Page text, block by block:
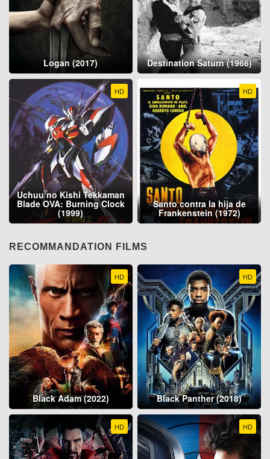
Logan (2017) Destination Saturn (1966)
HD
Uchuu no Kishi Tekkaman
Blade OVA: Burning Clock
(1999)
HD
Santo contra la hija de
Frankenstein (1972)
RECOMMANDATION FILMS
HD
Black Adam (2022)
HD
Black Panther (2018)
HD HD